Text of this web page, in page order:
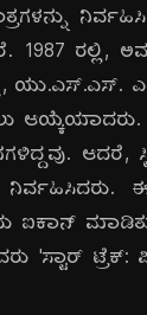
1987 ರಲ್ಲಿ,
ಯು.ಎಸ್.ಎಸ್.
ಆದರೆ,
ಈ
ಐಕಾನ್
'ಸ್ಟಾರ್